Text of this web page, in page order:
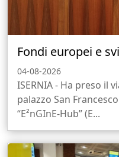
Fondi europei e
04-08-2026
ISERNIA - Ha preso il
palazzo San
“E²nGInE-Hub” (E...